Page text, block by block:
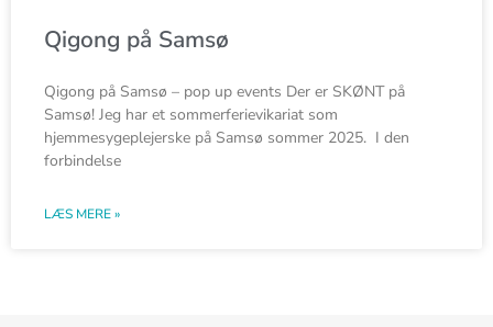
Qigong på Samsø
Qigong på Samsø – pop up events Der er SKØNT på
Samsø! Jeg har et sommerferievikariat som
hjemmesygeplejerske på Samsø sommer 2025. I den
forbindelse
LÆS MERE »